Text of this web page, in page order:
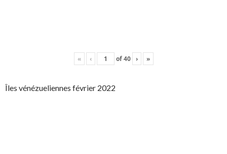
« ‹ of40 › »
Îles vénézueliennes février 2022